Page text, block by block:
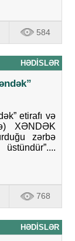
584
HƏDISLƏR
etirafı və
XƏNDƏK
zərbə
768
HƏDISLƏR